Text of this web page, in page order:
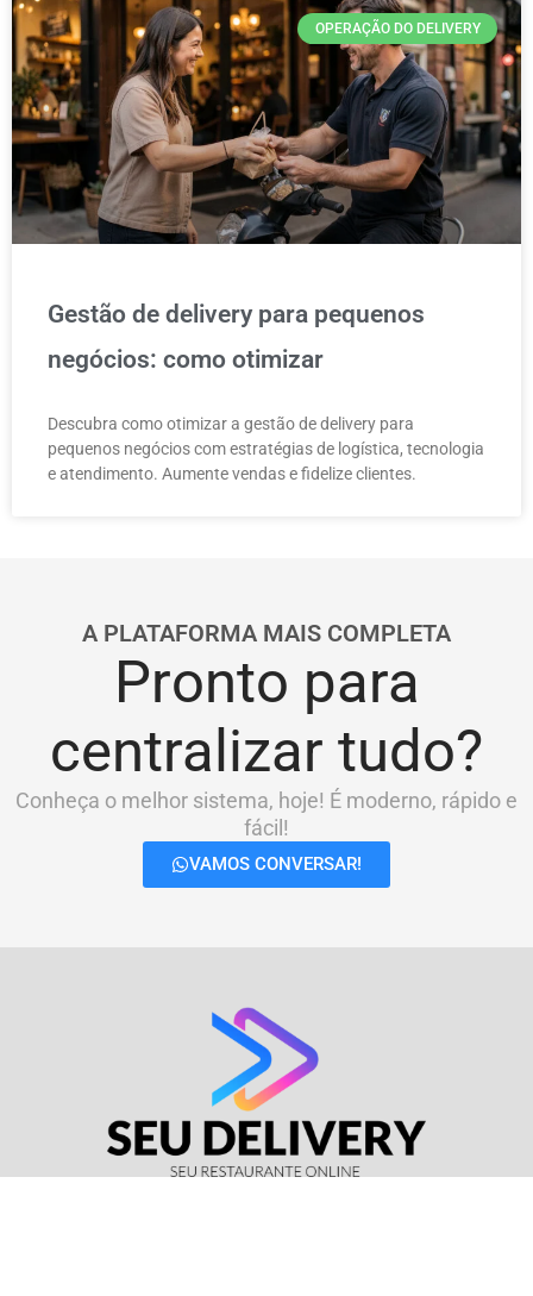
OPERAÇÃO DO DELIVERY
Gestão de delivery para pequenos
negócios: como otimizar
Descubra como otimizar a gestão de delivery para
pequenos negócios com estratégias de logística, tecnologia
e atendimento. Aumente vendas e fidelize clientes.
A PLATAFORMA MAIS COMPLETA
Pronto para
centralizar tudo?
Conheça o melhor sistema, hoje! É moderno, rápido e
fácil!
VAMOS CONVERSAR!